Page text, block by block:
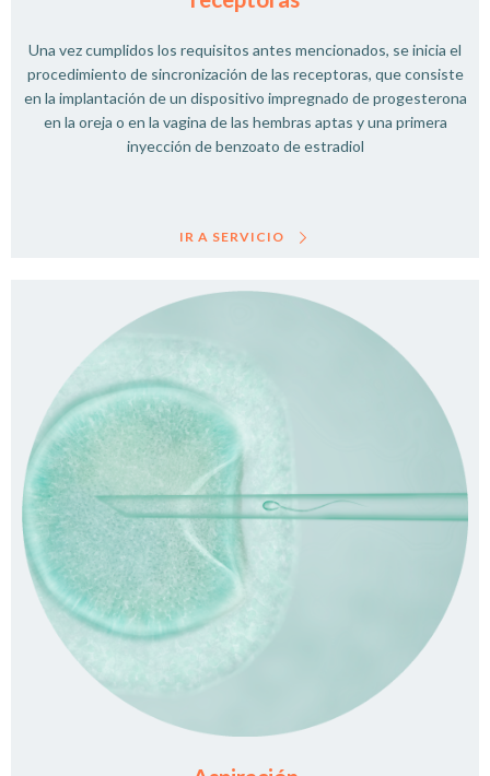
Una vez cumplidos los requisitos antes mencionados, se inicia el
procedimiento de sincronización de las receptoras, que consiste
en la implantación de un dispositivo impregnado de progesterona
en la oreja o en la vagina de las hembras aptas y una primera
inyección de benzoato de estradiol
IR A SERVICIO